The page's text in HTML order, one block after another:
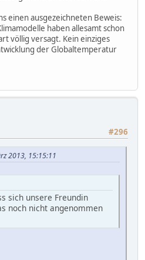
einen ausgezeichneten Beweis:
haben allesamt schon
völlig versagt. Kein einziges
der Globaltemperatur
#296
2013, 15:15:11
sich unsere Freundin
noch nicht angenommen